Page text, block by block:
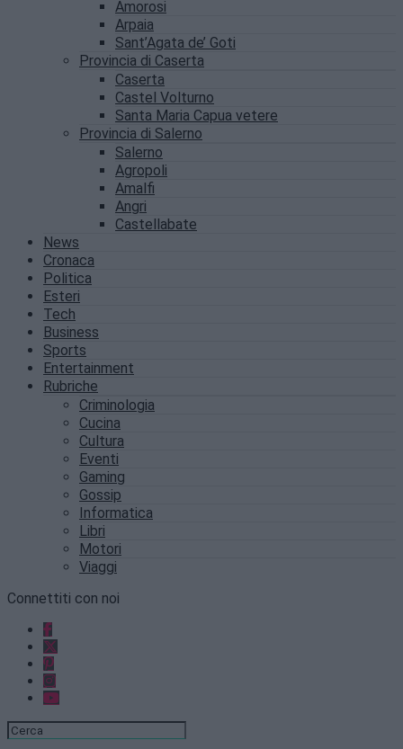
Amorosi
Arpaia
Sant’Agata de’ Goti
Provincia di Caserta
Caserta
Castel Volturno
Santa Maria Capua vetere
Provincia di Salerno
Salerno
Agropoli
Amalfi
Angri
Castellabate
News
Cronaca
Politica
Esteri
Tech
Business
Sports
Entertainment
Rubriche
Criminologia
Cucina
Cultura
Eventi
Gaming
Gossip
Informatica
Libri
Motori
Viaggi
Connettiti con noi